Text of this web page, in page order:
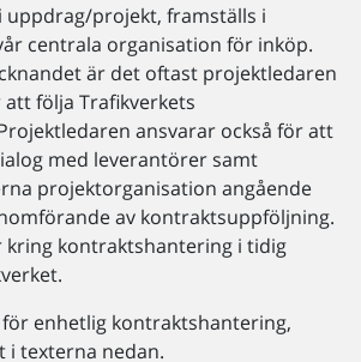
uppdrag/projekt, framställs i
centrala organisation för inköp.
är det oftast projektledaren
följa Trafikverkets
ansvarar också för att
med leverantörer samt
projektorganisation angående
av kontraktsuppföljning.
kring kontraktshantering i tidig
för enhetlig kontraktshantering,
i texterna nedan.